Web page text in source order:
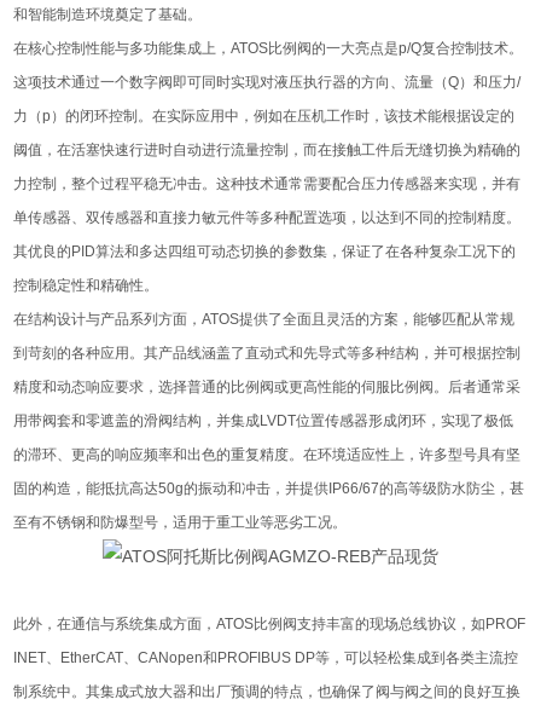
和智能制造环境奠定了基础。
在核心控制性能与多功能集成上，ATOS比例阀的一大亮点是p/Q复合控制技术。
这项技术通过一个数字阀即可同时实现对液压执行器的方向、流量（Q）和压力/
力（p）的闭环控制。在实际应用中，例如在压机工作时，该技术能根据设定的
阈值，在活塞快速行进时自动进行流量控制，而在接触工件后无缝切换为精确的
力控制，整个过程平稳无冲击。这种技术通常需要配合压力传感器来实现，并有
单传感器、双传感器和直接力敏元件等多种配置选项，以达到不同的控制精度。
其优良的PID算法和多达四组可动态切换的参数集，保证了在各种复杂工况下的
控制稳定性和精确性。
在结构设计与产品系列方面，ATOS提供了全面且灵活的方案，能够匹配从常规
到苛刻的各种应用。其产品线涵盖了直动式和先导式等多种结构，并可根据控制
精度和动态响应要求，选择普通的比例阀或更高性能的伺服比例阀。后者通常采
用带阀套和零遮盖的滑阀结构，并集成LVDT位置传感器形成闭环，实现了极低
的滞环、更高的响应频率和出色的重复精度。在环境适应性上，许多型号具有坚
固的构造，能抵抗高达50g的振动和冲击，并提供IP66/67的高等级防水防尘，甚
至有不锈钢和防爆型号，适用于重工业等恶劣工况。
此外，在通信与系统集成方面，ATOS比例阀支持丰富的现场总线协议，如PROF
INET、EtherCAT、CANopen和PROFIBUS DP等，可以轻松集成到各类主流控
制系统中。其集成式放大器和出厂预调的特点，也确保了阀与阀之间的良好互换